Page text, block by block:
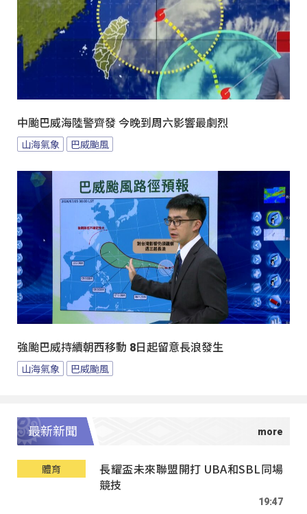
中颱巴威海陸警齊發 今晚到周六影響最劇烈
山海氣象 巴威颱風
強颱巴威持續朝西移動 8日起留意長浪發生
山海氣象 巴威颱風
最新新聞
體育
長耀盃未來聯盟開打 UBA和SBL同場
競技
19:47